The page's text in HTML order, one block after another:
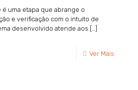
uma etapa que abrange o
e verificação com o intuito de
desenvolvido atende aos […]
Ver Mais